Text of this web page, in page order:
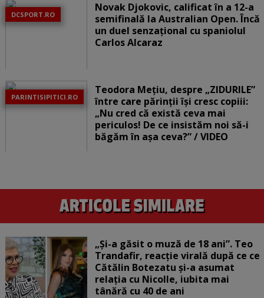
DCSPORT.RO
Novak Djokovic, calificat în a 12-a
semifinală la Australian Open. Încă
un duel senzațional cu spaniolul
Carlos Alcaraz
PARINTISIPITICI.RO
Teodora Mețiu, despre „ZIDURILE”
între care părinții își cresc copiii:
„Nu cred că există ceva mai
periculos! De ce insistăm noi să-i
băgăm în așa ceva?” / VIDEO
„Și-a găsit o muză de 18 ani”. Teo
Trandafir, reacție virală după ce ce
Cătălin Botezatu și-a asumat
relația cu Nicolle, iubita mai
tânără cu 40 de ani